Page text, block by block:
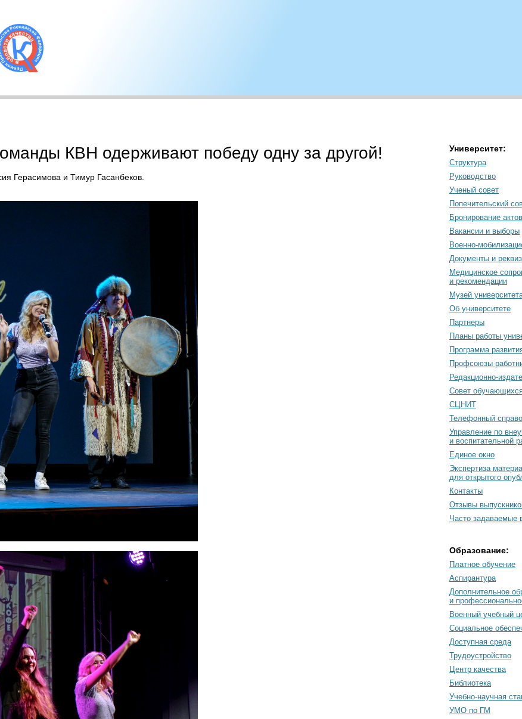
КВН одерживают победу одну за другой!
Герасимова и Тимур Гасанбеков.
Университет:
Структура
Руководство
Ученый совет
Попечительский
Бронирование
Вакансии и выборы
Военно-
Документы и
Медицинское
и рекомендации
Музей
Об университете
Партнеры
Планы работы
Программа
Профсоюзы
Редакционно-
Cовет
СЦНИТ
Телефонный
Управление по
и воспитательной
Единое окно
Экспертиза
для открытого
Контакты
Отзывы
Часто задаваемые
Образование:
Платное обучение
Аспирантура
Дополнительное
и
Военный учебный
Социальное
Доступная среда
Трудоустройство
Центр качества
Библиотека
Учебно-научная
УМО по ГМ